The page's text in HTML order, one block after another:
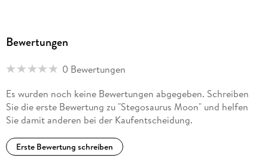
Bewertungen
0 Bewertungen
Es wurden noch keine Bewertungen abgegeben. Schreiben
Sie die erste Bewertung zu "Stegosaurus Moon" und helfen
Sie damit anderen bei der Kaufentscheidung.
Erste Bewertung schreiben